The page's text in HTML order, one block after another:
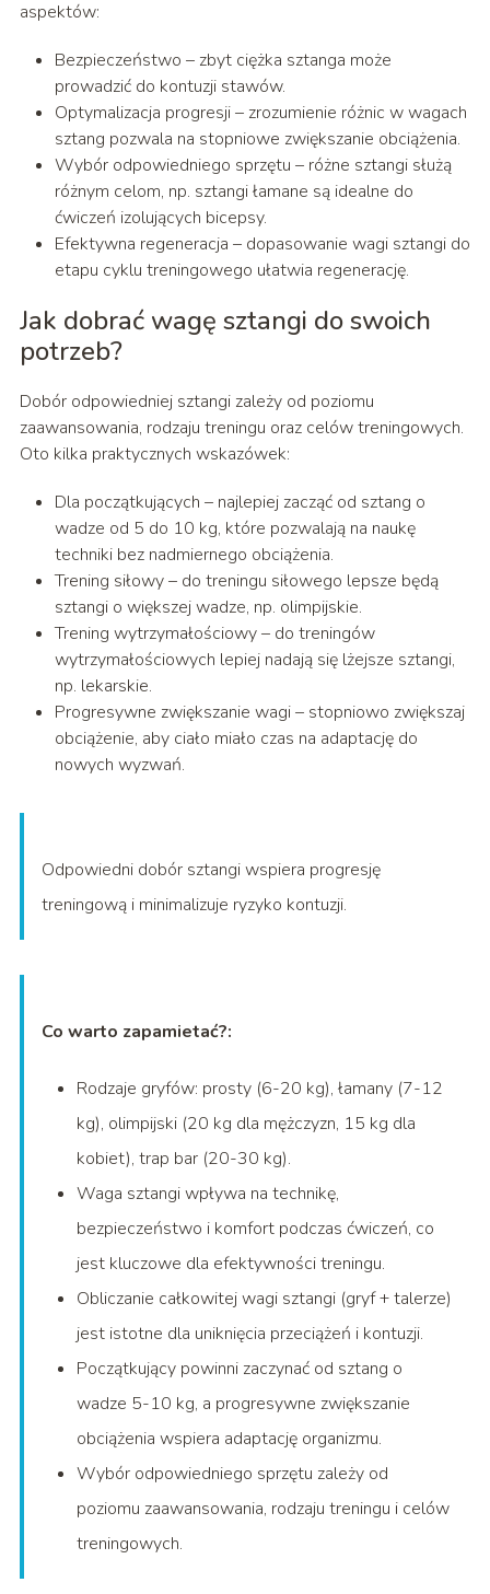
aspektów:
Bezpieczeństwo – zbyt ciężka sztanga może
prowadzić do kontuzji stawów.
Optymalizacja progresji – zrozumienie różnic w wagach
sztang pozwala na stopniowe zwiększanie obciążenia.
Wybór odpowiedniego sprzętu – różne sztangi służą
różnym celom, np. sztangi łamane są idealne do
ćwiczeń izolujących bicepsy.
Efektywna regeneracja – dopasowanie wagi sztangi do
etapu cyklu treningowego ułatwia regenerację.
Jak dobrać wagę sztangi do swoich
potrzeb?
Dobór odpowiedniej sztangi zależy od poziomu
zaawansowania, rodzaju treningu oraz celów treningowych.
Oto kilka praktycznych wskazówek:
Dla początkujących – najlepiej zacząć od sztang o
wadze od 5 do 10 kg, które pozwalają na naukę
techniki bez nadmiernego obciążenia.
Trening siłowy – do treningu siłowego lepsze będą
sztangi o większej wadze, np. olimpijskie.
Trening wytrzymałościowy – do treningów
wytrzymałościowych lepiej nadają się lżejsze sztangi,
np. lekarskie.
Progresywne zwiększanie wagi – stopniowo zwiększaj
obciążenie, aby ciało miało czas na adaptację do
nowych wyzwań.
Odpowiedni dobór sztangi wspiera progresję
treningową i minimalizuje ryzyko kontuzji.
Co warto zapamietać?:
Rodzaje gryfów: prosty (6-20 kg), łamany (7-12
kg), olimpijski (20 kg dla mężczyzn, 15 kg dla
kobiet), trap bar (20-30 kg).
Waga sztangi wpływa na technikę,
bezpieczeństwo i komfort podczas ćwiczeń, co
jest kluczowe dla efektywności treningu.
Obliczanie całkowitej wagi sztangi (gryf + talerze)
jest istotne dla uniknięcia przeciążeń i kontuzji.
Początkujący powinni zaczynać od sztang o
wadze 5-10 kg, a progresywne zwiększanie
obciążenia wspiera adaptację organizmu.
Wybór odpowiedniego sprzętu zależy od
poziomu zaawansowania, rodzaju treningu i celów
treningowych.